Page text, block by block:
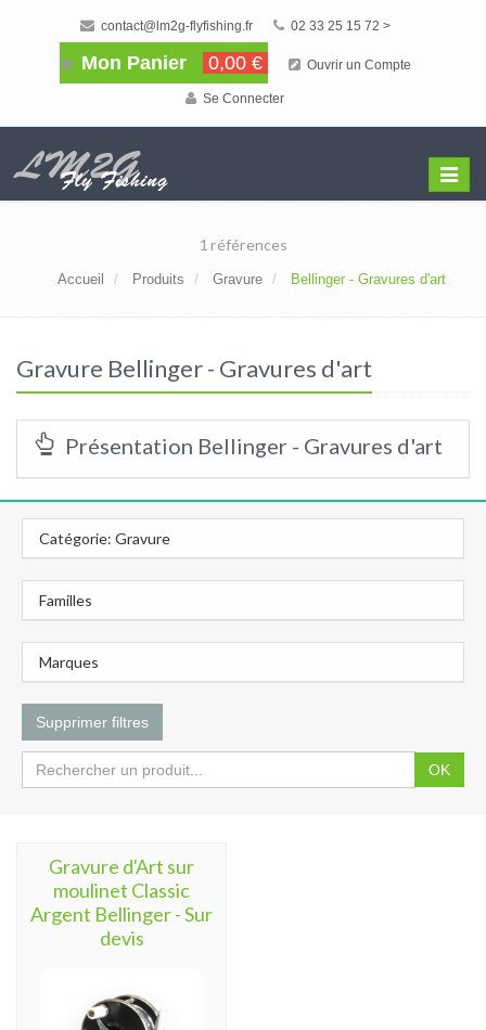
contact@lm2g-flyfishing.fr 02 33 25 15 72 >
Mon Panier 0,00 € Ouvrir un Compte
Se Connecter
Menu
1 références
Accueil Produits Gravure Bellinger - Gravures d'art
Gravure Bellinger - Gravures d'art
Présentation Bellinger - Gravures d'art
Catégorie: Gravure
Familles
Marques
Supprimer filtres
OK
Gravure d'Art sur
moulinet Classic
Argent Bellinger - Sur
devis